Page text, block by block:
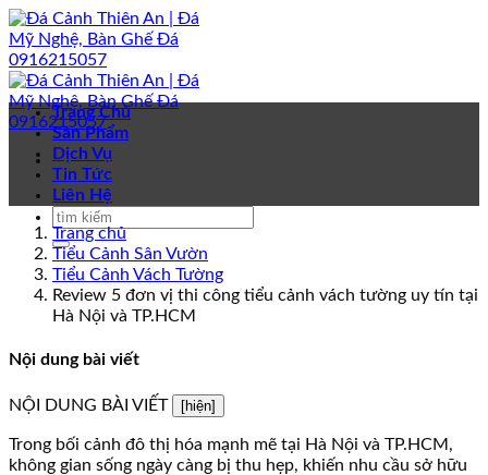
Bỏ
qua
nội
dung
Trang Chủ
Sản Phẩm
Dịch Vụ
Tin Tức
Liên Hệ
Trang chủ
Tiểu Cảnh Sân Vườn
Tiểu Cảnh Vách Tường
Review 5 đơn vị thi công tiểu cảnh vách tường uy tín tại
Hà Nội và TP.HCM
Nội dung bài viết
NỘI DUNG BÀI VIẾT [hiện]
Trong bối cảnh đô thị hóa mạnh mẽ tại Hà Nội và TP.HCM,
không gian sống ngày càng bị thu hẹp, khiến nhu cầu sở hữu